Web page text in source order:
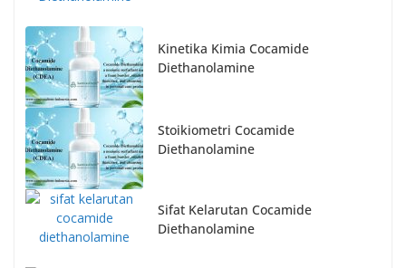
Kinetika Kimia Cocamide
Diethanolamine
Stoikiometri Cocamide
Diethanolamine
Sifat Kelarutan Cocamide
Diethanolamine